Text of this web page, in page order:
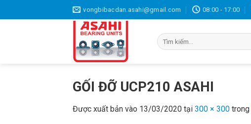
qua
vongbibacdan.asahi@gmail.com 08:00 - 17:00
Tìm
kiếm:
GỐI ĐỠ UCP210 ASAHI
Được xuất bản vào 13/03/2020 tại 300 × 300 trong